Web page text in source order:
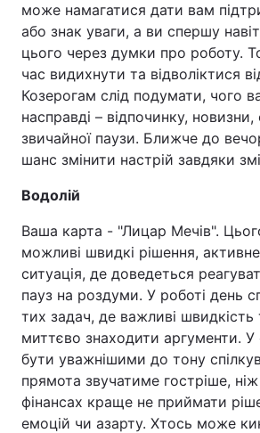
може намагатися дати вам
або знак уваги, а ви спершу
цього через думки про роботу.
час видихнути та відволіктися
Козерогам слід подумати, чого
насправді – відпочинку, новизни,
звичайної паузи. Ближче до
шанс змінити настрій завдяки
Водолій
Ваша карта - "Лицар Мечів".​​​​​​​
можливі швидкі рішення,
ситуація, де доведеться
пауз на роздуми. У роботі день
тих задач, де важливі швидкість
миттєво знаходити аргументи. У
бути уважнішими до тону
прямота звучатиме гостріше,
фінансах краще не приймати
емоцій чи азарту. Хтось може